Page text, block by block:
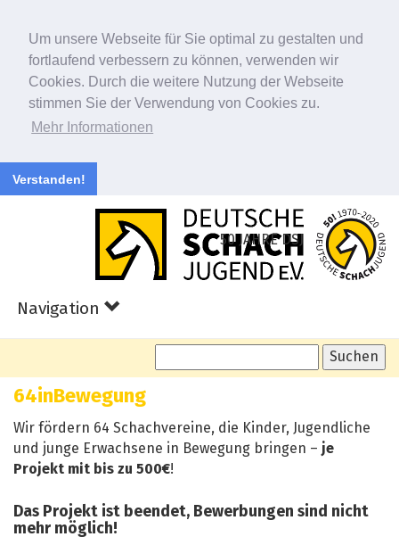
Um unsere Webseite für Sie optimal zu gestalten und
fortlaufend verbessern zu können, verwenden wir
Cookies. Durch die weitere Nutzung der Webseite
stimmen Sie der Verwendung von Cookies zu.
Mehr Informationen
Verstanden!
Navigation
50 JAHRE DSJ
64inBewegung
Wir fördern 64 Schachvereine, die Kinder, Jugendliche
und junge Erwachsene in Bewegung bringen – je
Projekt mit bis zu 500€!
Das Projekt ist beendet, Bewerbungen sind nicht
mehr möglich!